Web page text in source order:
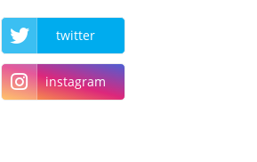
twitter
instagram